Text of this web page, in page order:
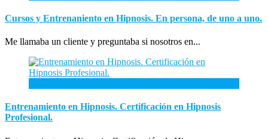
Cursos y Entrenaniento en Hipnosis. En persona, de uno a uno.
Me llamaba un cliente y preguntaba si nosotros en...
Entrenamiento en Hipnosis. Certificación en Hipnosis
Profesional.